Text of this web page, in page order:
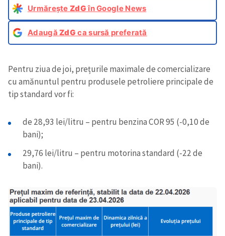
Urmărește ZdGîn Google News
AdaugăZdG ca sursă preferată
Pentru ziua de joi, prețurile maximale de comercializare
cu amănuntul pentru produsele petroliere principale de
tip standard vor fi:
de 28,93 lei/litru – pentru benzina COR 95 (-0,10 de
bani);
29,76 lei/litru – pentru motorina standard (-22 de
bani).